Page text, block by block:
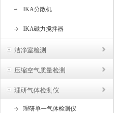
IKA分散机
IKA磁力搅拌器
洁净室检测
压缩空气质量检测
理研气体检测仪
理研单一气体检测仪